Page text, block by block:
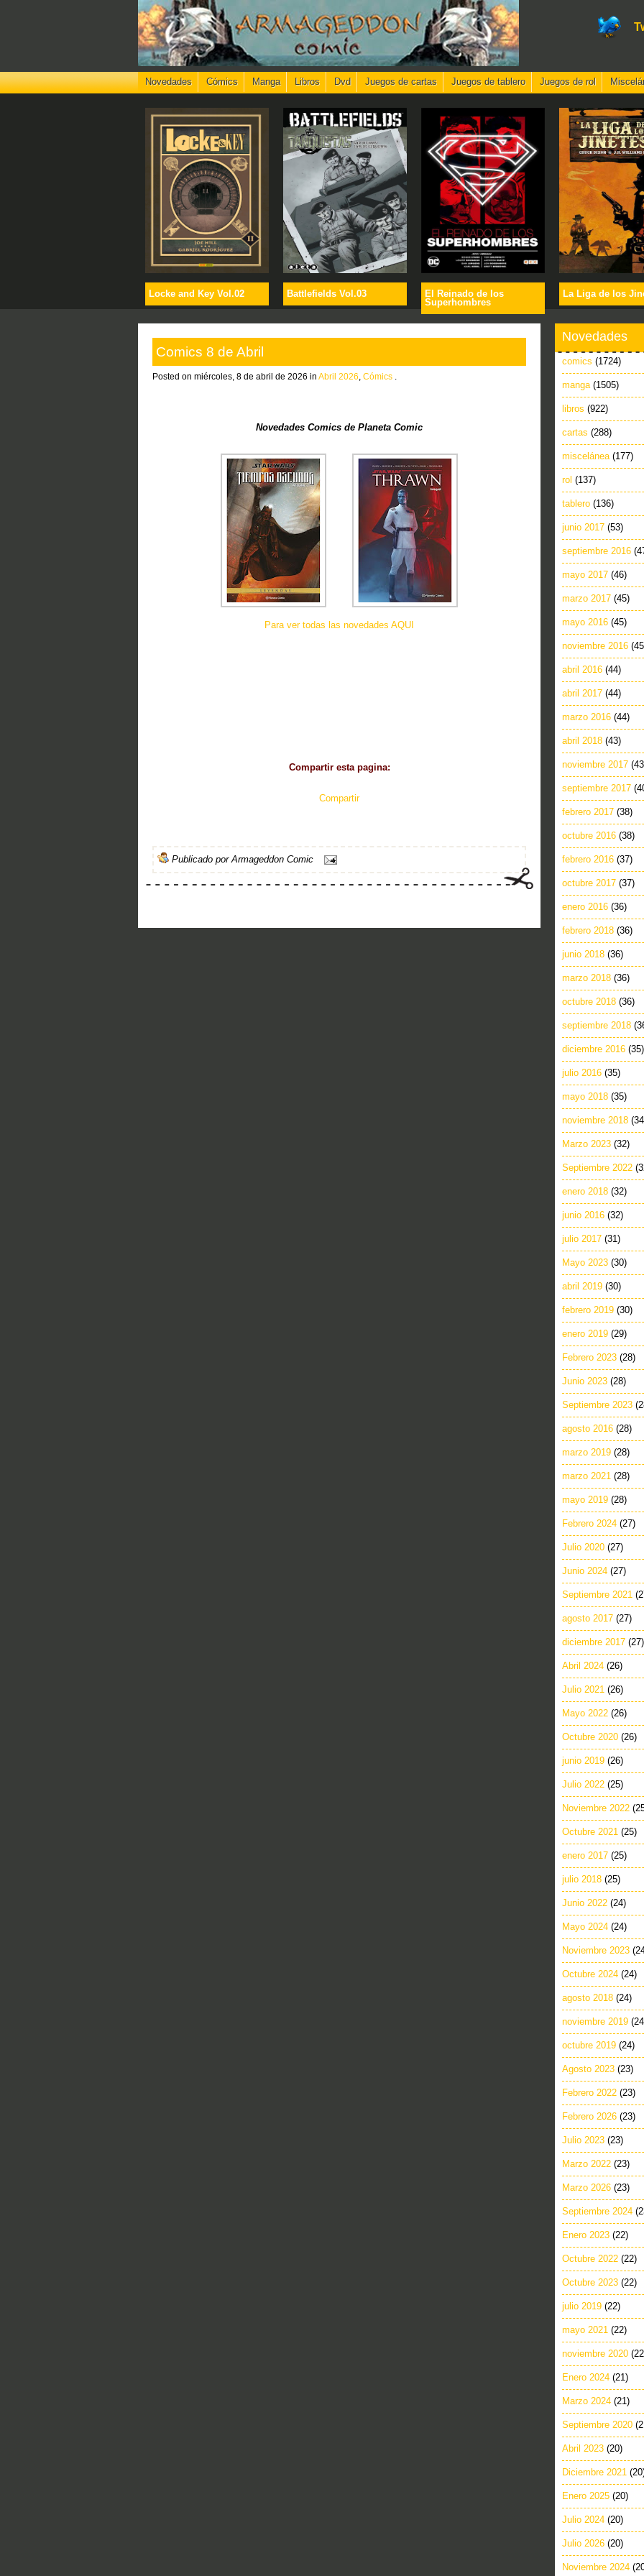
Novedades Cómics Manga Libros Dvd Juegos de cartas Juegos de tablero Juegos de rol
Locke and Key Vol.02 Battlefields Vol.03
El Reinado de los
Superhombres
La Liga de los
Comics 8 de Abril
Posted on miércoles, 8 de abril de 2026 in Abril 2026 Cómics
Novedades Comics de Planeta Comic
Para ver todas las novedades AQUI
Compartir esta pagina:
Compartir
Publicado porArmageddon Comic
Novedades
comics (1724)
manga (1505)
libros (922)
cartas (288)
miscelánea (177)
rol (137)
tablero (136)
junio 2017 (53)
septiembre 2016
mayo 2017 (46)
marzo 2017 (45)
mayo 2016 (45)
noviembre 2016
abril 2016 (44)
abril 2017 (44)
marzo 2016 (44)
abril 2018 (43)
noviembre 2017
septiembre 2017
febrero 2017 (38)
octubre 2016 (38)
febrero 2016 (37)
octubre 2017 (37)
enero 2016 (36)
febrero 2018 (36)
junio 2018 (36)
marzo 2018 (36)
octubre 2018 (36)
septiembre 2018
diciembre 2016 (35)
julio 2016 (35)
mayo 2018 (35)
noviembre 2018
Marzo 2023 (32)
Septiembre 2022
enero 2018 (32)
junio 2016 (32)
julio 2017 (31)
Mayo 2023 (30)
abril 2019 (30)
febrero 2019 (30)
enero 2019 (29)
Febrero 2023 (28)
Junio 2023 (28)
Septiembre 2023
agosto 2016 (28)
marzo 2019 (28)
marzo 2021 (28)
mayo 2019 (28)
Febrero 2024 (27)
Julio 2020 (27)
Junio 2024 (27)
Septiembre 2021
agosto 2017 (27)
diciembre 2017 (27)
Abril 2024 (26)
Julio 2021 (26)
Mayo 2022 (26)
Octubre 2020 (26)
junio 2019 (26)
Julio 2022 (25)
Noviembre 2022
Octubre 2021 (25)
enero 2017 (25)
julio 2018 (25)
Junio 2022 (24)
Mayo 2024 (24)
Noviembre 2023
Octubre 2024 (24)
agosto 2018 (24)
noviembre 2019
octubre 2019 (24)
Agosto 2023 (23)
Febrero 2022 (23)
Febrero 2026 (23)
Julio 2023 (23)
Marzo 2022 (23)
Marzo 2026 (23)
Septiembre 2024
Enero 2023 (22)
Octubre 2022 (22)
Octubre 2023 (22)
julio 2019 (22)
mayo 2021 (22)
noviembre 2020
Enero 2024 (21)
Marzo 2024 (21)
Septiembre 2020
Abril 2023 (20)
Diciembre 2021
Enero 2025 (20)
Julio 2024 (20)
Julio 2026 (20)
Noviembre 2024